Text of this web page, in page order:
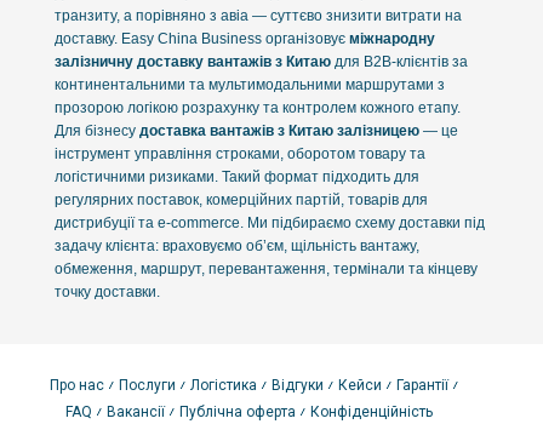
транзиту, а порівняно з авіа — суттєво знизити витрати на
доставку. Easy China Business організовує міжнародну
залізничну доставку вантажів з Китаю для B2B-клієнтів за
континентальними та мультимодальними маршрутами з
прозорою логікою розрахунку та контролем кожного етапу.
Для бізнесу доставка вантажів з Китаю залізницею — це
інструмент управління строками, оборотом товару та
логістичними ризиками. Такий формат підходить для
регулярних поставок, комерційних партій, товарів для
дистрибуції та e-commerce. Ми підбираємо схему доставки під
задачу клієнта: враховуємо об’єм, щільність вантажу,
обмеження, маршрут, перевантаження, термінали та кінцеву
точку доставки.
Залізнична доставка товарів з Китаю
обирається у випадках,
Про нас Послуги Логістика Відгуки Кейси
Гарантії
FAQ
Вакансії Публічна оферта Конфіденційність